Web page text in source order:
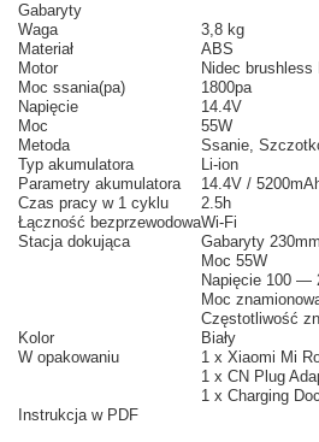
Gabaryty
Waga
3,8 kg
Materiał
ABS
Motor
Nidec brushless
Moc ssania(pa)
1800pa
Napięcie
14.4V
Moc
55W
Metoda
Ssanie,
Typ akumulatora
Li-ion
Parametry akumulatora
14.4V /
Czas pracy w 1 cyklu
2.5h
Łączność bezprzewodowaWi-Fi
Stacja dokująca
Gabaryty
Moc 55W
Napięcie 100 —
Moc
Częstotliwość
Kolor
Biały
W opakowaniu
1 x Xiaomi Mi
1 x CN Plug
1 x Charging
Instrukcja w PDF